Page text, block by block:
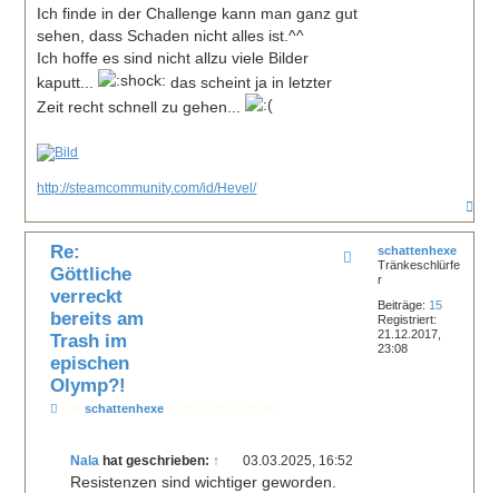
Ich finde in der Challenge kann man ganz gut
sehen, dass Schaden nicht alles ist.^^
Ich hoffe es sind nicht allzu viele Bilder
kaputt...
das scheint ja in letzter
Zeit recht schnell zu gehen...
http://steamcommunity.com/id/Hevel/
N
a
c
schattenhexe
Tränkeschlürfe
r
Beiträge: 15
Registriert:
21.12.2017,
23:08
Re:
Göttliche
verreckt
bereits am
Trash im
epischen
Olymp?!
vonschattenhexe 28.03.2025, 20:44
Nala hat geschrieben: ↑ 03.03.2025, 16:52
Resistenzen sind wichtiger geworden.